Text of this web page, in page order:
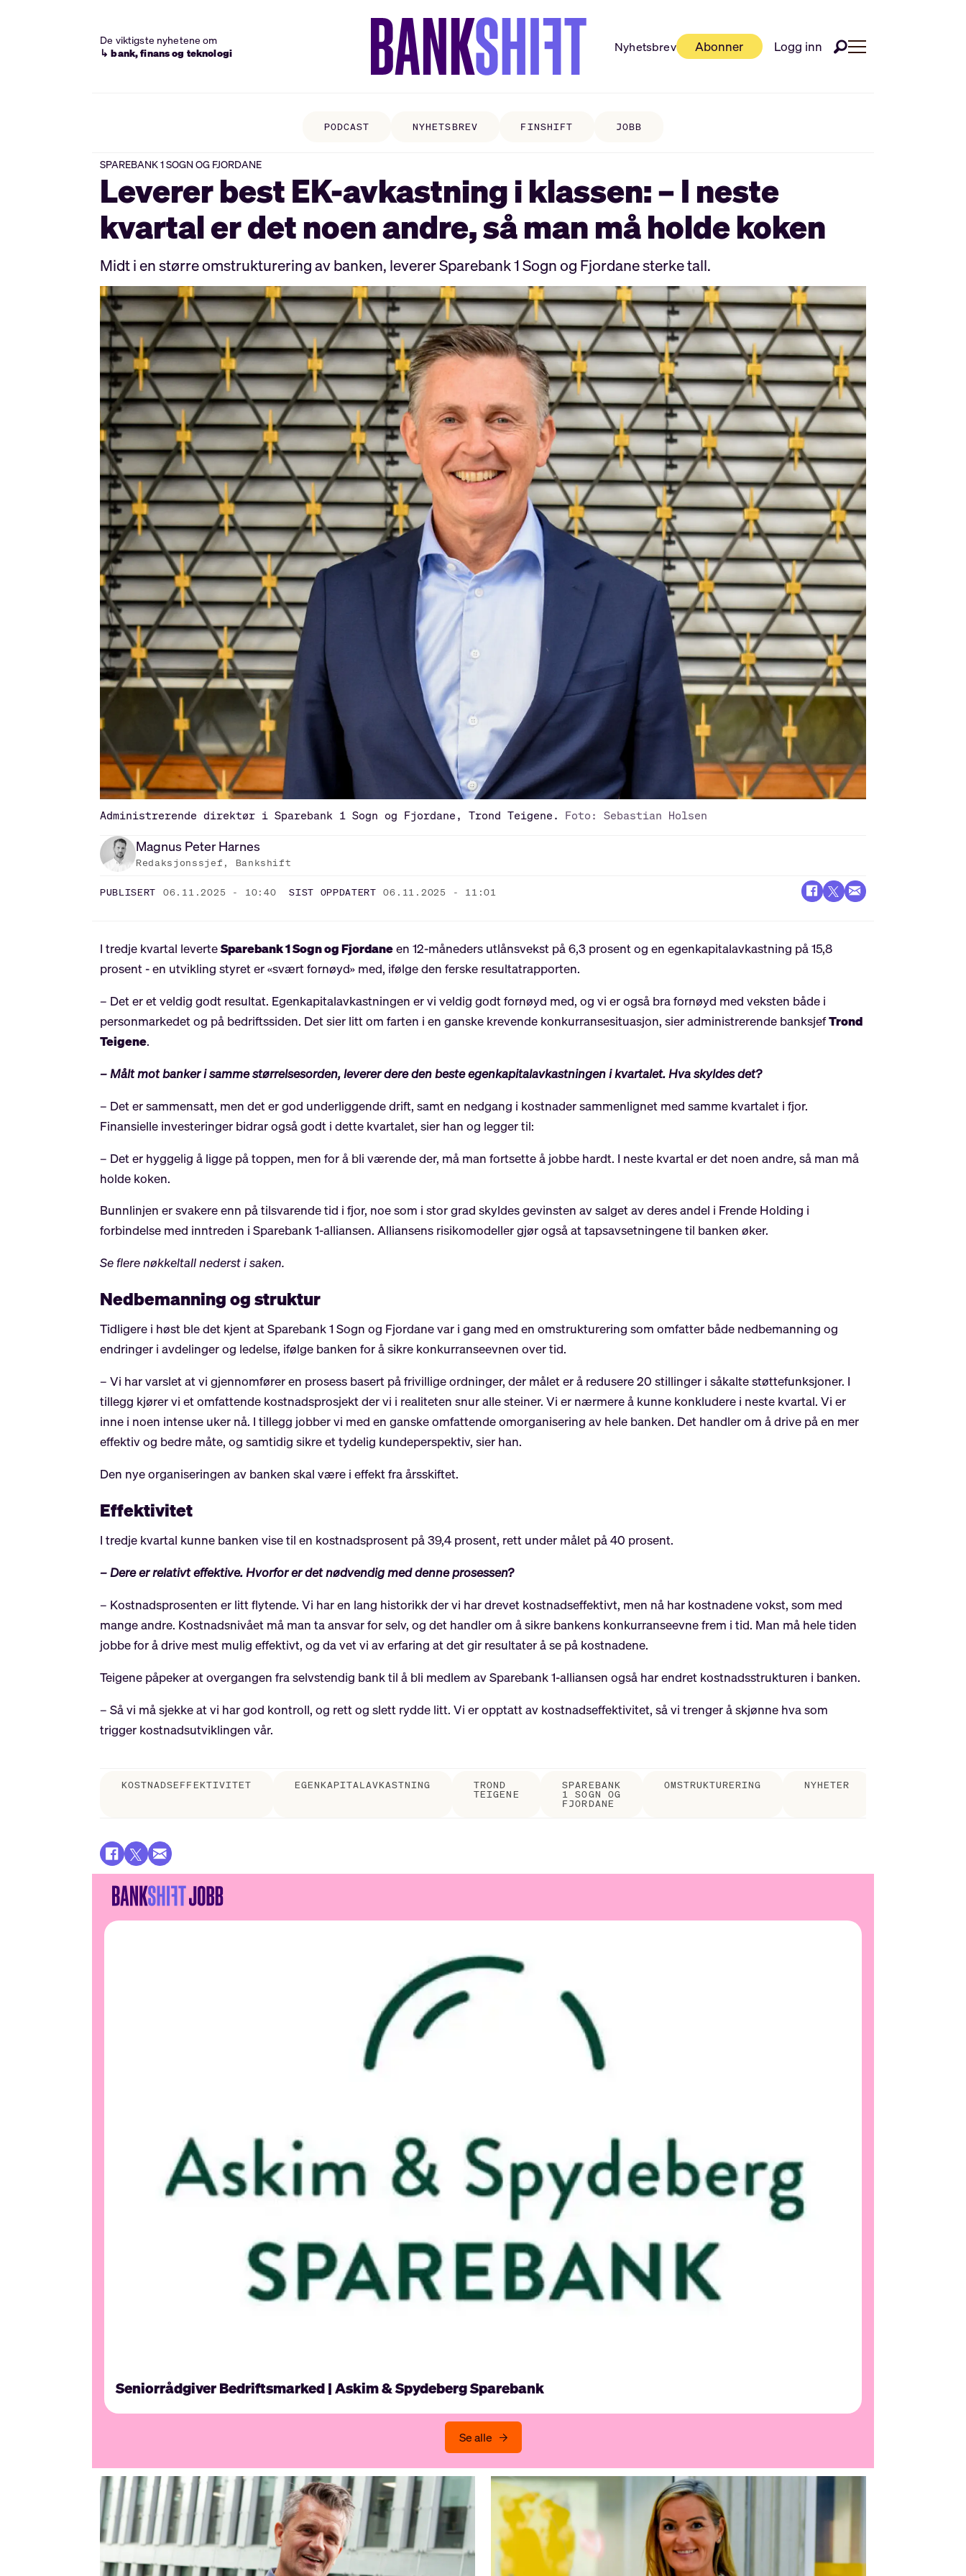
De viktigste nyhetene om
↳ bank, finans og teknologi
Nyhetsbrev Abonner Logg inn
PODCAST NYHETSBREV FINSHIFT JOBB
SPAREBANK 1 SOGN OG FJORDANE
Leverer best EK-avkastning i klassen: – I neste
kvartal er det noen andre, så man må holde koken
Midt i en større omstrukturering av banken, leverer Sparebank 1 Sogn og Fjordane sterke tall.
Administrerende direktør i Sparebank 1 Sogn og Fjordane, Trond Teigene. Foto: Sebastian Holsen
Magnus PeterHarnes
Redaksjonssjef, Bankshift
PUBLISERT 06.11.2025 - 10:40 SIST OPPDATERT 06.11.2025 - 11:01
I tredje kvartal leverteSparebank 1 Sogn og Fjordaneen 12-måneders utlånsvekst på 6,3 prosent og en egenkapitalavkastning på 15,8
prosent - en utvikling styret er «svært fornøyd» med, ifølge den ferske resultatrapporten.
– Det er et veldig godt resultat. Egenkapitalavkastningen er vi veldig godt fornøyd med, og vi er også bra fornøyd med veksten både i
personmarkedet og på bedriftssiden. Det sier litt om farten i en ganske krevende konkurransesituasjon, sier administrerende banksjefTrond
Teigene.
– Målt mot banker i samme størrelsesorden, leverer dere den beste egenkapitalavkastningen i kvartalet. Hva skyldes det?
– Det er sammensatt, men det er god underliggende drift, samt en nedgang i kostnader sammenlignet med samme kvartalet i fjor.
Finansielle investeringer bidrar også godt i dette kvartalet, sier han og legger til:
– Det er hyggelig å ligge på toppen, men for å bli værende der, må man fortsette å jobbe hardt. I neste kvartal er det noen andre, så man må
holde koken.
Bunnlinjen er svakere enn på tilsvarende tid i fjor, noe som i stor grad skyldes gevinsten av salget av deres andel i Frende Holding i
forbindelse med inntreden i Sparebank 1-alliansen. Alliansens risikomodeller gjør også at tapsavsetningene til banken øker.
Se flere nøkkeltall nederst i saken.
Nedbemanning og struktur
Tidligere i høst ble det kjent at Sparebank 1 Sogn og Fjordane var i gang med en omstrukturering som omfatter både nedbemanning og
endringer i avdelinger og ledelse, ifølge banken for å sikre konkurranseevnen over tid.
– Vi har varslet at vi gjennomfører en prosess basert på frivillige ordninger, der målet er å redusere 20 stillinger i såkalte støttefunksjoner. I
tillegg kjører vi et omfattende kostnadsprosjekt der vi i realiteten snur alle steiner. Vi er nærmere å kunne konkludere i neste kvartal. Vi er
inne i noen intense uker nå. I tillegg jobber vi med en ganske omfattende omorganisering av hele banken. Det handler om å drive på en mer
effektiv og bedre måte, og samtidig sikre et tydelig kundeperspektiv, sier han.
Den nye organiseringen av banken skal være i effekt fra årsskiftet.
Effektivitet
I tredje kvartal kunne banken vise til en kostnadsprosent på 39,4 prosent, rett under målet på 40 prosent.
– Dere er relativt effektive. Hvorfor er det nødvendig med denne prosessen?
– Kostnadsprosenten er litt flytende. Vi har en lang historikk der vi har drevet kostnadseffektivt, men nå har kostnadene vokst, som med
mange andre. Kostnadsnivået må man ta ansvar for selv, og det handler om å sikre bankens konkurranseevne frem i tid. Man må hele tiden
jobbe for å drive mest mulig effektivt, og da vet vi av erfaring at det gir resultater å se på kostnadene.
Teigene påpeker at overgangen fra selvstendig bank til å bli medlem av Sparebank 1-alliansen også har endret kostnadsstrukturen i banken.
– Så vi må sjekke at vi har god kontroll, og rett og slett rydde litt. Vi er opptatt av kostnadseffektivitet, så vi trenger å skjønne hva som
trigger kostnadsutviklingen vår.
KOSTNADSEFFEKTIVITET EGENKAPITALAVKASTNING TROND
TEIGENE
SPAREBANK
1 SOGN OG
FJORDANE
OMSTRUKTURERING NYHETER
Seniorrådgiver Bedriftsmarked | Askim & Spydeberg Sparebank
Se alle